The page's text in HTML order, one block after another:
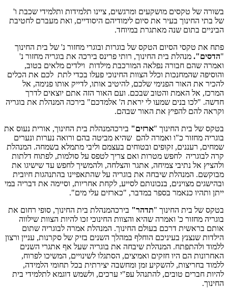
בשורה של טקסים מושקעים ומרגשים, ציינו תלמידות ותלמידי שכבת ו'
של בתי החינוך בעיר את סיום לימודיהם היסודיים, ואת מעברם לחטיבת
הביניים בתום שנה מאתגרת במיוחד.
פתח את טקסי הסיום הטקס של בוגרות ובוגרי מחזור נ' של בית החינוך
"הדסים". מנהלת בית החינוך, רותי פרינס בירכה את בוגריה מחזור נ'
ואמרה שהם חבורה נפלאה המורכבת מילדות וילדים מלאים בטוב,
והוסיפה שהמחנכות וכלל הצוות החינוכי פעלו בכדי לתת לכם את הכלים
להכיר את האור הפנימי שלכם, להיטיב אותו, לדייק אותו פנימה, אל
המרכז, אל האמת והטוב שבכם. ועם האור הזה אתם יוצאים לדרך
חדשה. "לכו בנים שמעו לי יראת ה' אלמדכם" בירכה המנהלת את בוגריה
וקראה להם להפיץ את האור שבהם.
בטקס של בית החינוך "ארזים" בירכהמנהלת בית החינוך, אורית נעוס את
בוגריה מחזור כ"ו ואמרה להם שהיא מביטה בהם ורואה נערות ונערים
שמחים, רעננים, זקופים ובטוחים בעצמם וליבי מתמלא בשמחה. המנהלת
קרה לבוגריה לחפש מטרות ואם צריך לטפס על סולמות, לפתוח דלתות
ולהציץ אל נתיבי צמיחה, אתגר והצלחה, ולהמשיך לחפש עד שישיגו את
מבוקשם. המנהלת שיבחה את בוגריה על שהתאפיינו בהתנהגות חיובית
ובהישגים מצוינים, בנכונותם לסייע, לקחת אחריות, וסיימה את דבריה במי
ייתן ותהיו כנאמר בספר במדבר, "כארזים עלי מים".
בטקס של בית החינוך "תדהר" בירכהמנהלת בית החינוך, סופי רחום את
בוגריה מחזור כ' ואמרה שהיא והצוות החינוכי זכו להיות הצוות שילווה
אותם בראשית דרכם בעולם החינוך. המנהלת אמרה לבוגריה שתום
הילדות שנצנץ בעיניכם הוחלף במהלך השנים בזיק של סקרנות, עניין ורצון
ללמוד ולהתפתח. המנהלת שיבחה את בוגריה שעל אף אתגרי השנים
האחרונות הם היו חזקים ואמיצים, הסתגלו לשינויים, המשיכו לפרוח,
ללמוד בחריצות, להשקיע זמן ומחשבה יצירתית בכל תחומי הלמידה,
להיות חברים טובים, להתנהל עפ"י ערכים, ולשמש דוגמא לתלמידי בית
החינוך.